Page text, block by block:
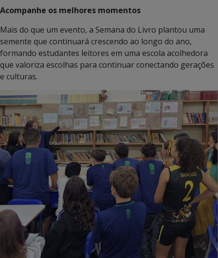
Acompanhe os melhores momentos
Mais do que um evento, a Semana do Livro plantou uma
semente que continuará crescendo ao longo do ano,
formando estudantes leitores em uma escola acolhedora
que valoriza escolhas para continuar conectando gerações
e culturas.